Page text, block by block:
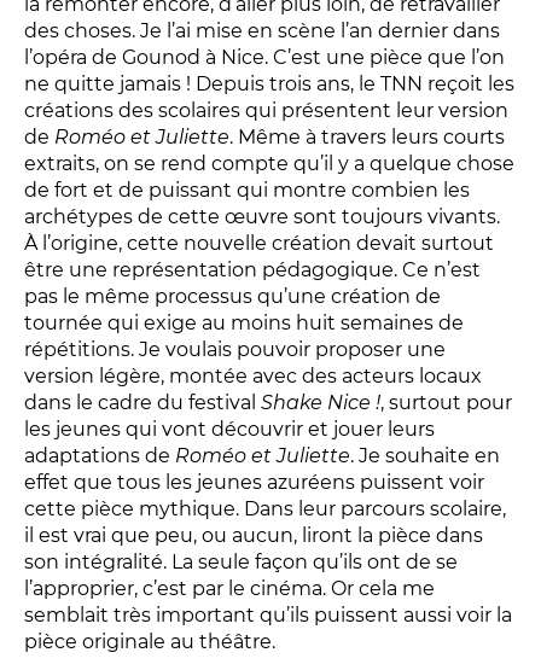
LES FRANCISCAINS LA CUISINE
BILLETTERIE
Accueil & horaires
Tarifs, abonnements & places à l’unité
Brochure interactive
Entre spectateurs
Espace relais
Newsletter
des choses. Je l’ai mise en scène l’an dernier dans
l’opéra de Gounod à Nice. C’est une pièce que l’on
ne quitte jamais ! Depuis trois ans, le TNN reçoit les
créations des scolaires qui présentent leur version
de Roméo et Juliette. Même à travers leurs courts
extraits, on se rend compte qu’il y a quelque chose
de fort et de puissant qui montre combien les
archétypes de cette œuvre sont toujours vivants.
À l’origine, cette nouvelle création devait surtout
être une représentation pédagogique. Ce n’est
pas le même processus qu’une création de
tournée qui exige au moins huit semaines de
répétitions. Je voulais pouvoir proposer une
version légère, montée avec des acteurs locaux
dans le cadre du festival Shake Nice !, surtout pour
les jeunes qui vont découvrir et jouer leurs
adaptations de Roméo et Juliette. Je souhaite en
effet que tous les jeunes azuréens puissent voir
cette pièce mythique. Dans leur parcours scolaire,
il est vrai que peu, ou aucun, liront la pièce dans
son intégralité. La seule façon qu’ils ont de se
l’approprier, c’est par le cinéma. Or cela me
semblait très important qu’ils puissent aussi voir la
pièce originale au théâtre.